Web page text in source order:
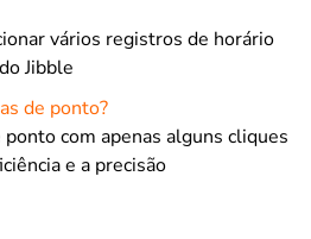
vários registros de horário
Jibble
de ponto?
com apenas alguns cliques
e a precisão